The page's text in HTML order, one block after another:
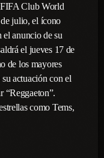
FIFA Club World
julio, el ícono
el anuncio de su
el jueves 17 de
de los mayores
actuación con el
“Reggaeton”.
como Tems,